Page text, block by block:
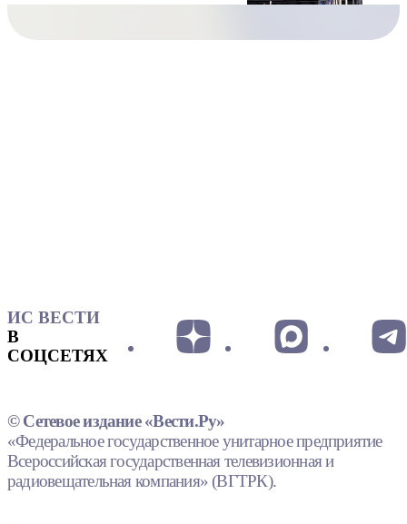
ИС ВЕСТИ
В
СОЦСЕТЯХ
© Сетевое издание «Вести.Ру»
«Федеральное государственное унитарное предприятие
Всероссийская государственная телевизионная и
радиовещательная компания» (ВГТРК).